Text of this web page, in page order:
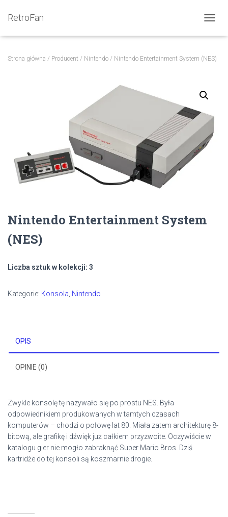
RetroFan
Strona główna / Producent / Nintendo / Nintendo Entertainment System (NES)
Nintendo Entertainment System
(NES)
Liczba sztuk w kolekcji: 3
Kategorie: Konsola Nintendo
OPIS
OPINIE (0)
Zwykle konsolę tę nazywało się po prostu NES. Była
odpowiednikiem produkowanych w tamtych czasach
komputerów – chodzi o połowę lat 80. Miała zatem architekturę 8-
bitową, ale grafikę i dźwięk już całkiem przyzwoite. Oczywiście w
katalogu gier nie mogło zabraknąć Super Mario Bros. Dziś
kartridże do tej konsoli są koszmarnie drogie.